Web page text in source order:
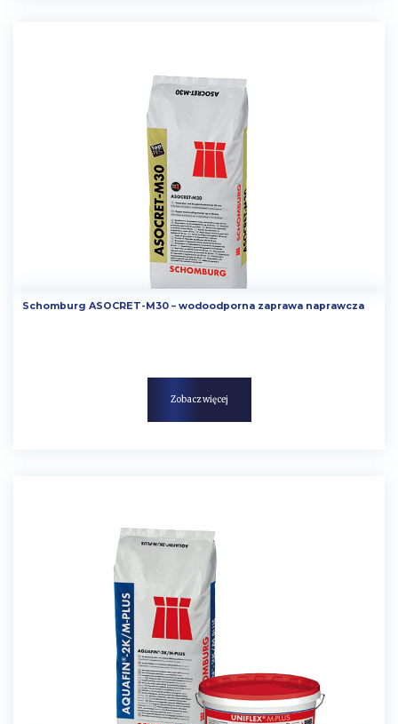
Schomburg ASOCRET-M30 – wodoodporna zaprawa naprawcza
Zobacz więcej